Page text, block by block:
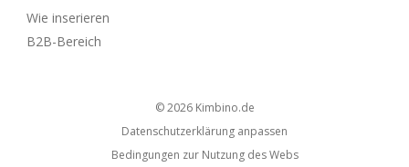
Wie inserieren
B2B-Bereich
© 2026 kimbino.de
Datenschutzerklärung anpassen
Bedingungen zur Nutzung des Webs